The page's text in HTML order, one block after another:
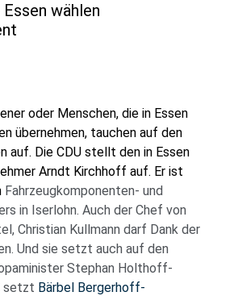
wählen
oder Menschen, die in Essen
übernehmen, tauchen auf den
auf. Die CDU stellt den in Essen
Arndt Kirchhoff auf. Er ist
Fahrzeugkomponenten- und
in Iserlohn. Auch der Chef von
Christian Kullmann darf Dank der
Und sie setzt auch auf den
Stephan Holthoff-
setzt Bärbel Bergerhoff-